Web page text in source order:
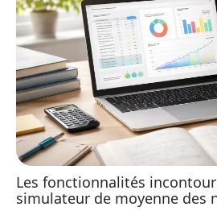
Les fonctionnalités
simulateur de moyenne des